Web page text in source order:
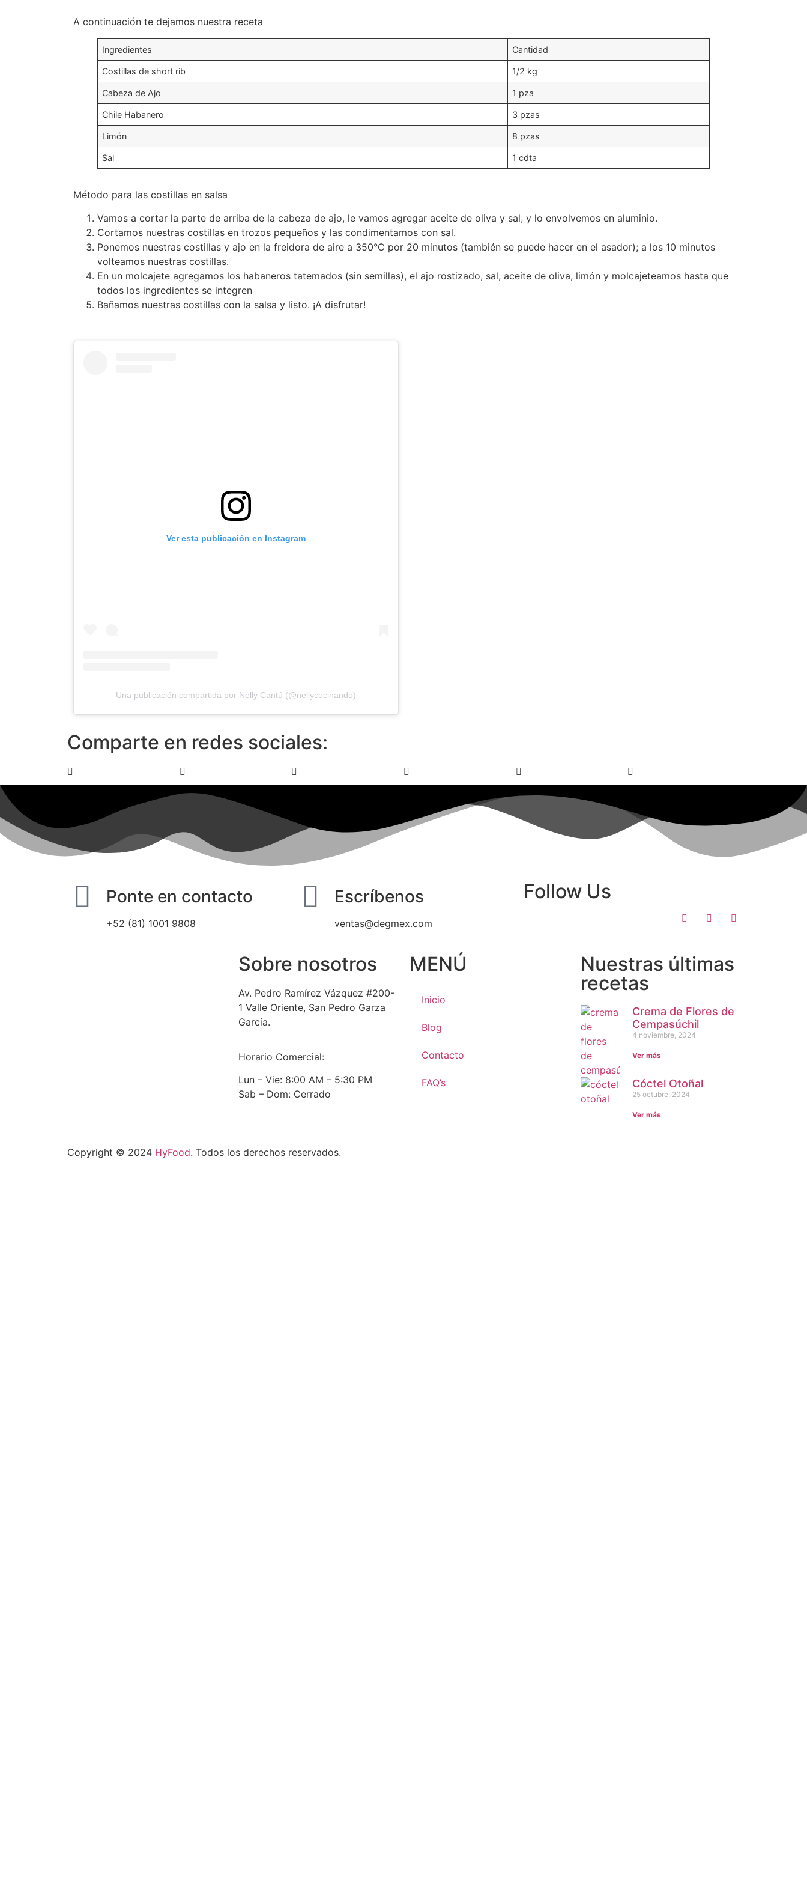
A continuación te dejamos nuestra receta
Ingredientes Cantidad
Costillas de short rib 1/2 kg
Cabeza de Ajo 1 pza
Chile Habanero 3 pzas
Limón 8 pzas
Sal 1 cdta
Método para las costillas en salsa
Vamos a cortar la parte de arriba de la cabeza de ajo, le vamos agregar aceite de oliva y sal, y lo envolvemos en aluminio.
Cortamos nuestras costillas en trozos pequeños y las condimentamos con sal.
Ponemos nuestras costillas y ajo en la freidora de aire a 350°C por 20 minutos (también se puede hacer en el asador); a los 10 minutos
volteamos nuestras costillas.
En un molcajete agregamos los habaneros tatemados (sin semillas), el ajo rostizado, sal, aceite de oliva, limón y molcajeteamos hasta que
todos los ingredientes se integren
Bañamos nuestras costillas con la salsa y listo. ¡A disfrutar!
Ver esta publicación en Instagram
Una publicación compartida por Nelly Cantú (@nellycocinando)
Comparte en redes sociales:
Ponte en contacto
+52 (81) 1001 9808
Escríbenos
ventas@degmex.com
Follow Us
Sobre nosotros
Av. Pedro Ramírez Vázquez #200-
1 Valle Oriente, San Pedro Garza
García.
Horario Comercial:
Lun – Vie: 8:00 AM – 5:30 PM
Sab – Dom: Cerrado
MENÚ
Inicio
Blog
Contacto
FAQ’s
Nuestras últimas
recetas
Crema de Flores de
Cempasúchil
4 noviembre, 2024
Ver más
Cóctel Otoñal
25 octubre, 2024
Ver más
Copyright © 2024 HyFood. Todos los derechos reservados.